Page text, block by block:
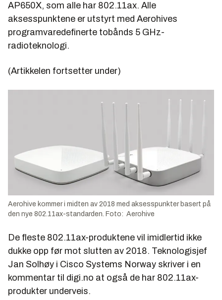
AP650X, som alle har 802.11ax. Alle
aksesspunktene er utstyrt med Aerohives
programvaredefinerte tobånds 5 GHz-
radioteknologi.
(Artikkelen fortsetter under)
Aerohive kommer i midten av 2018 med aksesspunkter basert på
den nye 802.11ax-standarden. Foto: Aerohive
De fleste 802.11ax-produktene vil imidlertid ikke
dukke opp før mot slutten av 2018. Teknologisjef
Jan Solhøy i Cisco Systems Norway skriver i en
kommentar til digi.no at også de har 802.11ax-
produkter underveis.